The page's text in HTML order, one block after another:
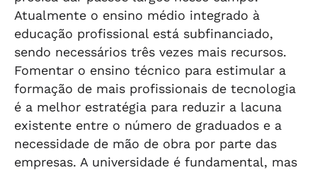
Atualmente o ensino médio integrado à
educação profissional está subfinanciado,
sendo necessários três vezes mais recursos.
Fomentar o ensino técnico para estimular a
formação de mais profissionais de tecnologia
é a melhor estratégia para reduzir a lacuna
existente entre o número de graduados e a
necessidade de mão de obra por parte das
empresas. A universidade é fundamental, mas